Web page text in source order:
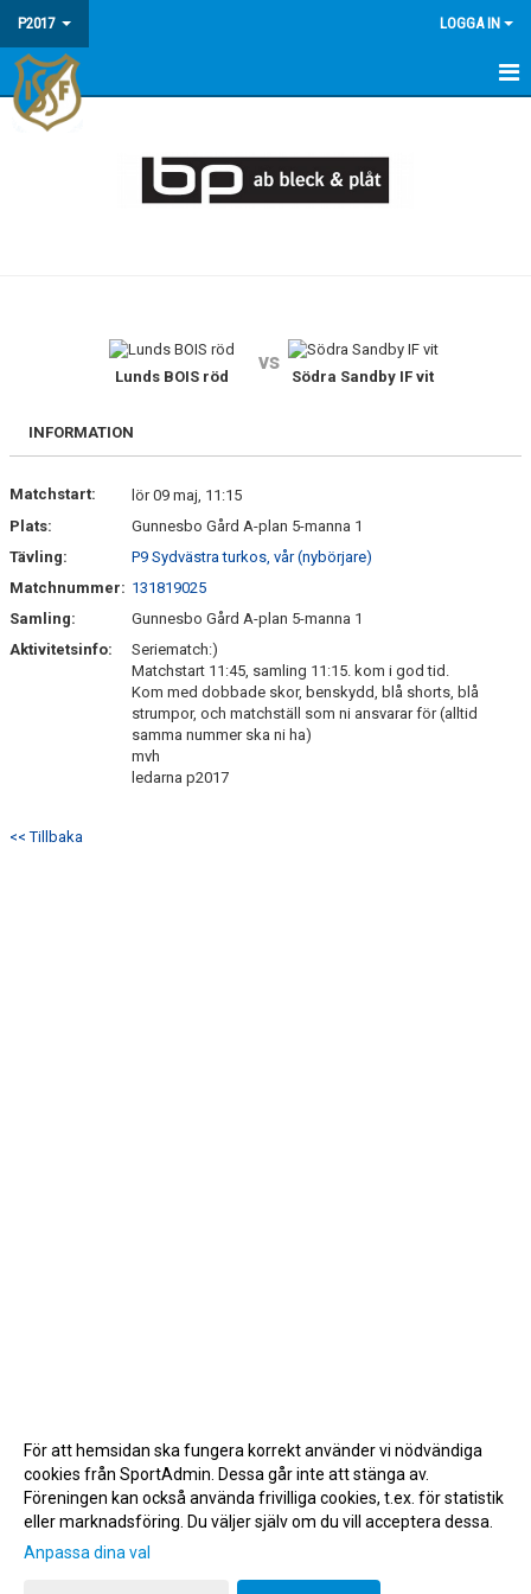
P2017 LOGGA IN
HEM
KONTAKT
Lunds BOIS röd
vs
Södra Sandby IF vit
INFORMATION
Matchstart:
lör 09 maj, 11:15
Plats:
Gunnesbo Gård A-plan 5-manna 1
Tävling:
P9 Sydvästra turkos, vår (nybörjare)
Matchnummer: 131819025
Samling:
Gunnesbo Gård A-plan 5-manna 1
Aktivitetsinfo:
Seriematch:)
Matchstart 11:45, samling 11:15. kom i god tid.
Kom med dobbade skor, benskydd, blå shorts, blå
strumpor, och matchställ som ni ansvarar för (alltid
samma nummer ska ni ha)
mvh
ledarna p2017
<< Tillbaka
Gå till Webbversion
För att hemsidan ska fungera korrekt använder vi nödvändiga
cookies från SportAdmin. Dessa går inte att stänga av.
Föreningen kan också använda frivilliga cookies, t.ex. för statistik
eller marknadsföring. Du väljer själv om du vill acceptera dessa.
Anpassa dina val